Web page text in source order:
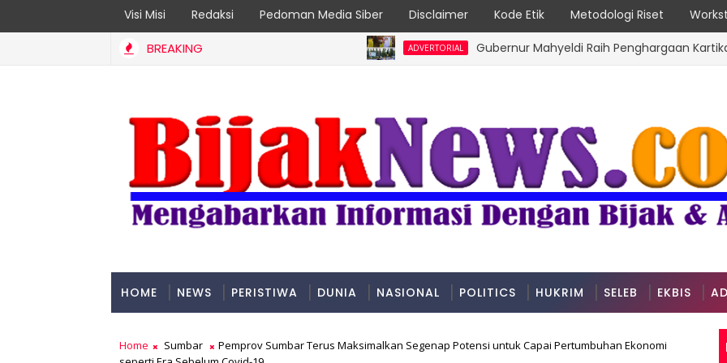
Visi Misi Redaksi Pedoman Media Siber Disclaimer Kode Etik Metodologi Riset
BREAKING ADVERTORIAL Gubernur Mahyeldi Raih Penghargaan Kartika
HOME NEWS PERISTIWA DUNIA NASIONAL POLITICS HUKRIM SELEB EKBIS
Home Sumbar
Pemprov Sumbar Terus Maksimalkan Segenap Potensi untuk Capai Pertumbuhan Ekonomi